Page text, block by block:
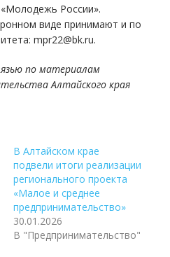
России».
виде принимают и по
mpr22@bk.ru.
по материалам
Алтайского края
В Алтайском крае
подвели итоги реализации
регионального проекта
«Малое и среднее
предпринимательство»
30.01.2026
В "Предпринимательство"